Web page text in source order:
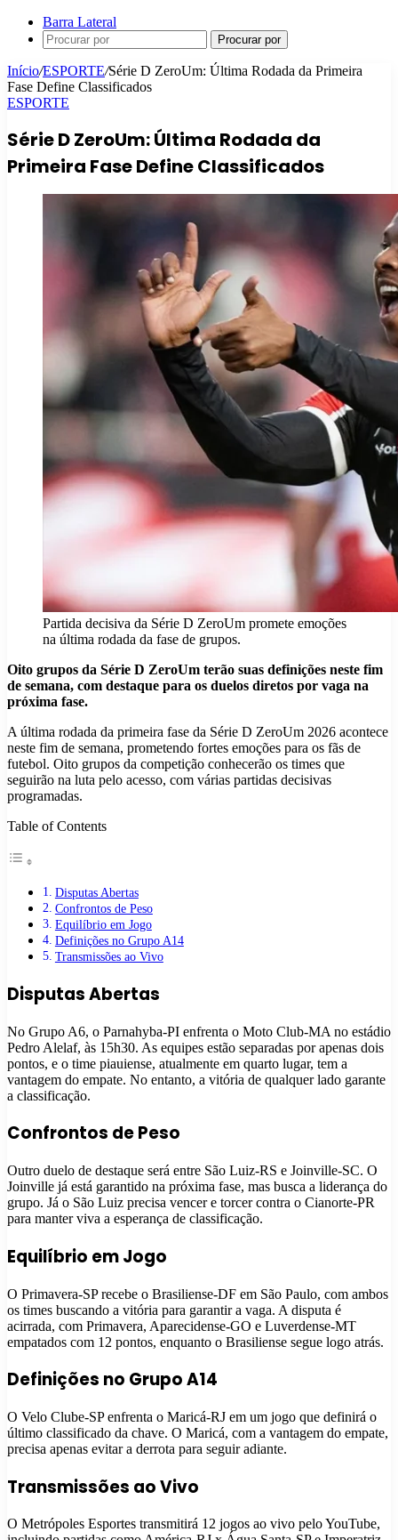
Barra Lateral
Procurar por
Início/ESPORTE/Série D ZeroUm: Última Rodada da Primeira
Fase Define Classificados
ESPORTE
Série D ZeroUm: Última Rodada da
Primeira Fase Define Classificados
Partida decisiva da Série D ZeroUm promete emoções
na última rodada da fase de grupos.
Oito grupos da Série D ZeroUm terão suas definições neste fim
de semana, com destaque para os duelos diretos por vaga na
próxima fase.
A última rodada da primeira fase da Série D ZeroUm 2026 acontece
neste fim de semana, prometendo fortes emoções para os fãs de
futebol. Oito grupos da competição conhecerão os times que
seguirão na luta pelo acesso, com várias partidas decisivas
programadas.
Table of Contents
Disputas Abertas
Confrontos de Peso
Equilíbrio em Jogo
Definições no Grupo A14
Transmissões ao Vivo
Disputas Abertas
No Grupo A6, o Parnahyba-PI enfrenta o Moto Club-MA no estádio
Pedro Alelaf, às 15h30. As equipes estão separadas por apenas dois
pontos, e o time piauiense, atualmente em quarto lugar, tem a
vantagem do empate. No entanto, a vitória de qualquer lado garante
a classificação.
Confrontos de Peso
Outro duelo de destaque será entre São Luiz-RS e Joinville-SC. O
Joinville já está garantido na próxima fase, mas busca a liderança do
grupo. Já o São Luiz precisa vencer e torcer contra o Cianorte-PR
para manter viva a esperança de classificação.
Equilíbrio em Jogo
O Primavera-SP recebe o Brasiliense-DF em São Paulo, com ambos
os times buscando a vitória para garantir a vaga. A disputa é
acirrada, com Primavera, Aparecidense-GO e Luverdense-MT
empatados com 12 pontos, enquanto o Brasiliense segue logo atrás.
Definições no Grupo A14
O Velo Clube-SP enfrenta o Maricá-RJ em um jogo que definirá o
último classificado da chave. O Maricá, com a vantagem do empate,
precisa apenas evitar a derrota para seguir adiante.
Transmissões ao Vivo
O Metrópoles Esportes transmitirá 12 jogos ao vivo pelo YouTube,